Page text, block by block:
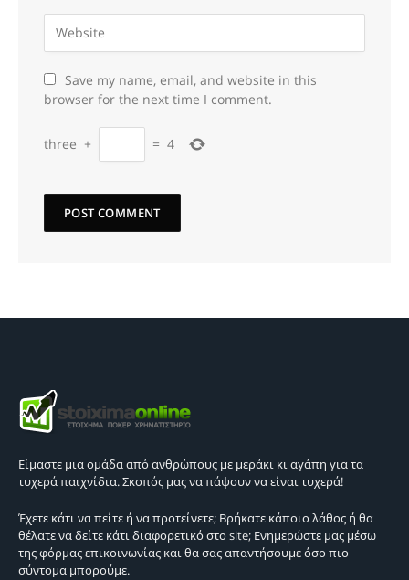
Save my name, email, and website in this
browser for the next time I comment.
three + = 4
Είμαστε μια ομάδα από ανθρώπους με μεράκι κι αγάπη για τα
τυχερά παιχνίδια. Σκοπός μας να πάψουν να είναι τυχερά!
Έχετε κάτι να πείτε ή να προτείνετε; Βρήκατε κάποιο λάθος ή θα
θέλατε να δείτε κάτι διαφορετικό στο site; Ενημερώστε μας μέσω
της φόρμας επικοινωνίας και θα σας απαντήσουμε όσο πιο
σύντομα μπορούμε.